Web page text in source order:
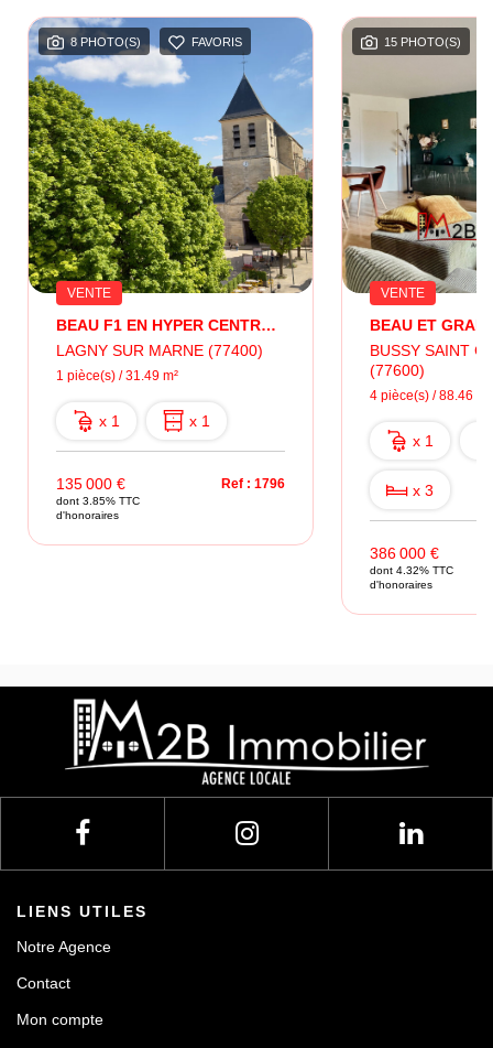
8 PHOTO(S) FAVORIS
VENTE
BEAU F1 EN HYPER CENTRE VILLE LAGNY
LAGNY SUR MARNE (77400)
1 pièce(s) / 31.49 m²
x 1 x 1
135 000 €
dont 3.85% TTC
d'honoraires
Ref : 1796
15 PHOTO(S)
VENTE
BUSSY SAINT
(77600)
4 pièce(s) / 88.46 m²
x 1
x 3
386 000 €
dont 4.32% TTC
d'honoraires
LIENS UTILES
Notre Agence
Contact
Mon compte